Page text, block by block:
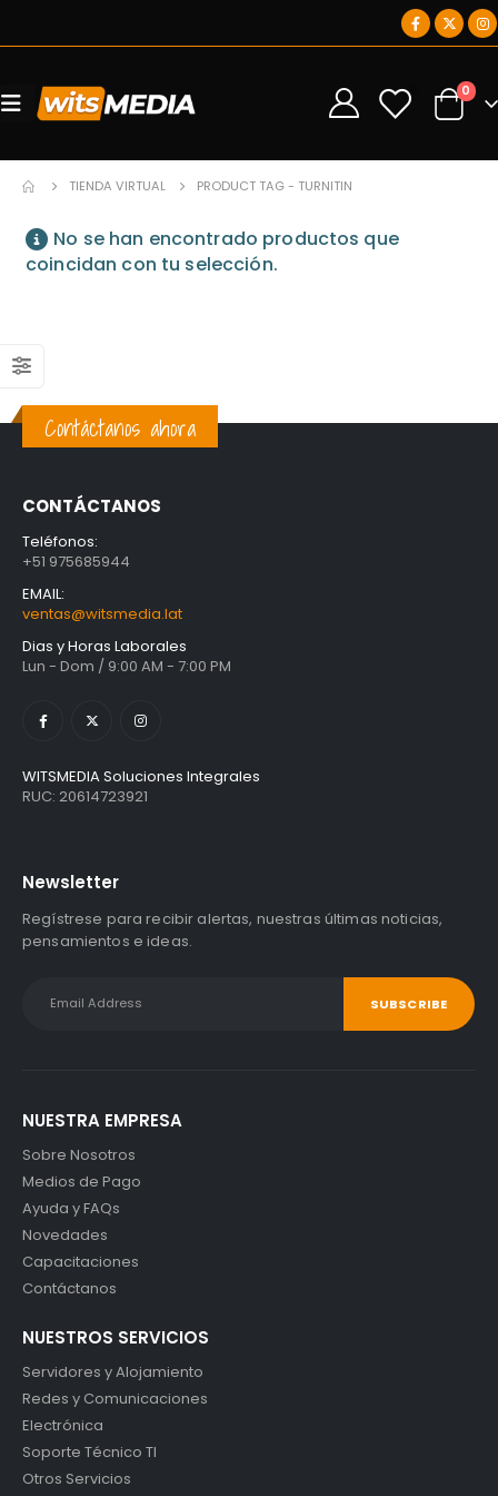
0 0
TIENDA VIRTUAL PRODUCT TAG - TURNITIN
No se han encontrado productos que
coincidan con tu selección.
S/994.79
IGV
1,467.47
Contáctanos ahora
CONTÁCTANOS
Teléfonos:
+51 975685944
EMAIL:
ventas@witsmedia.lat
Dias y Horas Laborales
Lun - Dom / 9:00 AM - 7:00 PM
WITSMEDIA Soluciones Integrales
RUC: 20614723921
Newsletter
Regístrese para recibir alertas, nuestras últimas noticias,
pensamientos e ideas.
NUESTRA EMPRESA
Sobre Nosotros
Medios de Pago
Ayuda y FAQs
Novedades
Capacitaciones
Contáctanos
NUESTROS SERVICIOS
Servidores y Alojamiento
Redes y Comunicaciones
Electrónica
Soporte Técnico TI
Otros Servicios